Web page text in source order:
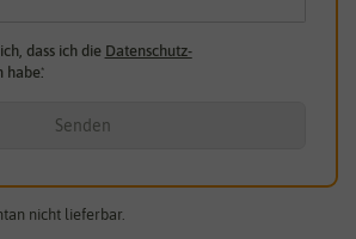
dass ich die Daten­schutz­
habe.*
Senden
nicht lieferbar.